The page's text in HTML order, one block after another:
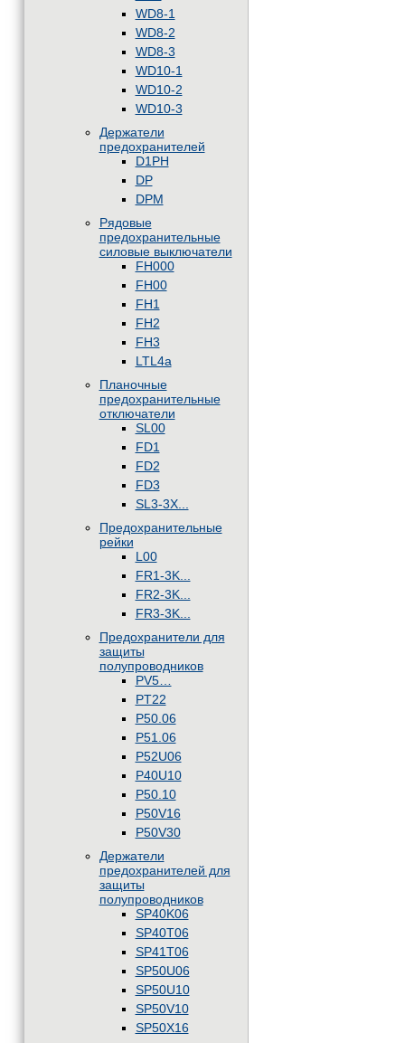
WD8-1
WD8-2
WD8-3
WD10-1
WD10-2
WD10-3
Держатели
предохранителей
D1PH
DP
DPM
Рядовые
предохранительные
силовые выключатели
FH000
FH00
FH1
FH2
FH3
LTL4a
Планочные
предохранительные
отключатели
SL00
FD1
FD2
FD3
SL3-3X...
Предохранительные
рейки
L00
FR1-3K...
FR2-3K...
FR3-3K...
Предохранители для
защиты
полупроводников
PV5…
PT22
P50.06
P51.06
P52U06
P40U10
P50.10
P50V16
P50V30
Держатели
предохранителей для
защиты
полупроводников
SP40K06
SP40T06
SP41T06
SP50U06
SP50U10
SP50V10
SP50X16